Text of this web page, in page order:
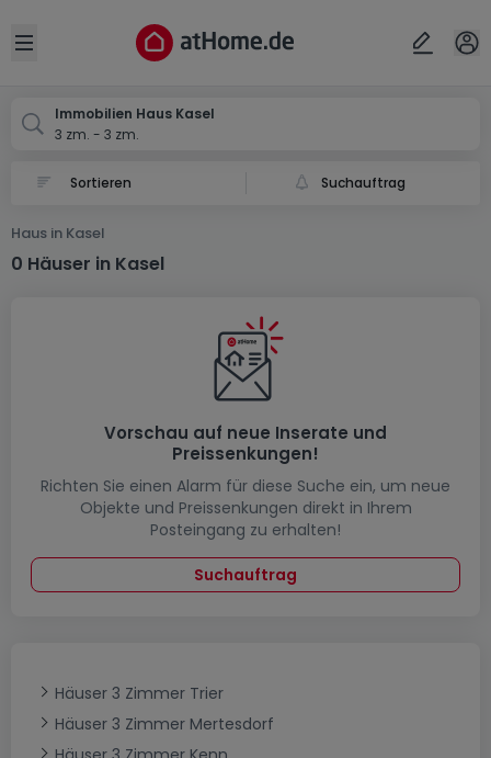
Open sidebar
Immobilien Haus Kasel
3 zm. - 3 zm.
Suchauftrag
Haus in Kasel
0 Häuser in Kasel
Vorschau auf neue Inserate und
Preissenkungen!
Richten Sie einen Alarm für diese Suche ein, um neue
Objekte und Preissenkungen direkt in Ihrem
Posteingang zu erhalten!
Suchauftrag
Häuser 3 Zimmer Trier
Häuser 3 Zimmer Mertesdorf
Ort
Abbrechen ok
Kasel